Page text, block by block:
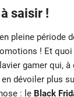
saisir !
pleine période
! Et quoi
gamer qui, à
dévoiler plus
: le Black